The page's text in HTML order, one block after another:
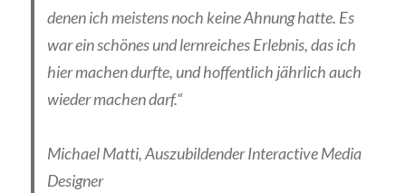
denen ich meistens noch keine Ahnung hatte. Es
war ein schönes und lernreiches Erlebnis, das ich
hier machen durfte, und hoffentlich jährlich auch
wieder machen darf.“
Michael Matti, Auszubildender Interactive Media
Designer